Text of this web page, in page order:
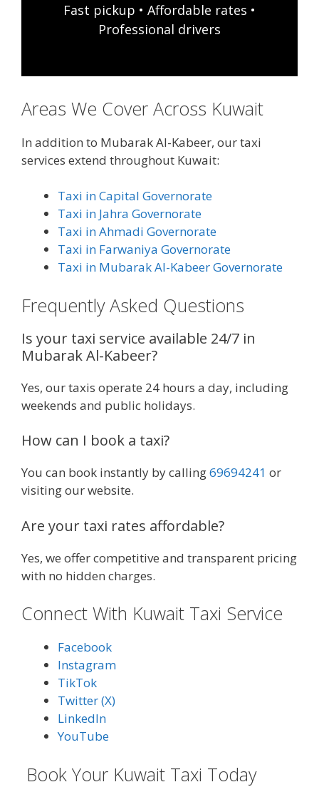
Fast pickup • Affordable rates •
Professional drivers
Areas We Cover Across Kuwait
In addition to Mubarak Al-Kabeer, our taxi
services extend throughout Kuwait:
Taxi in Capital Governorate
Taxi in Jahra Governorate
Taxi in Ahmadi Governorate
Taxi in Farwaniya Governorate
Taxi in Mubarak Al-Kabeer Governorate
Frequently Asked Questions
Is your taxi service available 24/7 in
Mubarak Al-Kabeer?
Yes, our taxis operate 24 hours a day, including
weekends and public holidays.
How can I book a taxi?
You can book instantly by calling69694241 or
visiting our website.
Are your taxi rates affordable?
Yes, we offer competitive and transparent pricing
with no hidden charges.
Connect With Kuwait Taxi Service
Facebook
Instagram
TikTok
Twitter (X)
LinkedIn
YouTube
Book Your Kuwait Taxi Today